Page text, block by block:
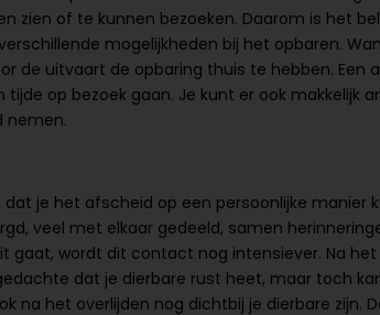
zien of te kunnen bezoeken. Daarom is het
mogelijkheden bij het opbaren.
de uitvaart de opbaring thuis te hebben. Een
op bezoek gaan. Je kunt er ook makkelijk
nemen.
je het afscheid op een persoonlijke manier
veel met elkaar gedeeld, samen
gaat, wordt dit contact nog intensiever. Na
dat je dierbare rust heet, maar toch kan
na het overlijden nog dichtbij je dierbare zijn.